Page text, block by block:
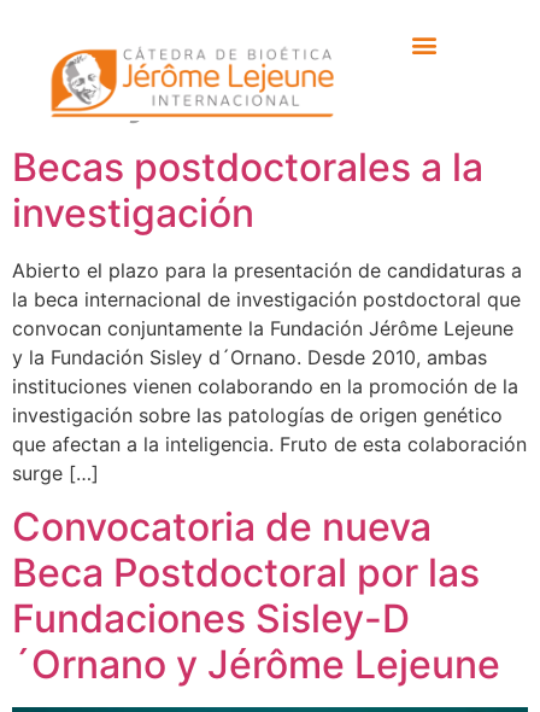
Etiqueta: fundacion
sisley dornano
Becas postdoctorales a la
investigación
Abierto el plazo para la presentación de candidaturas a
la beca internacional de investigación postdoctoral que
convocan conjuntamente la Fundación Jérôme Lejeune
y la Fundación Sisley d´Ornano. Desde 2010, ambas
instituciones vienen colaborando en la promoción de la
investigación sobre las patologías de origen genético
que afectan a la inteligencia. Fruto de esta colaboración
surge […]
Convocatoria de nueva
Beca Postdoctoral por las
Fundaciones Sisley-D
´Ornano y Jérôme Lejeune